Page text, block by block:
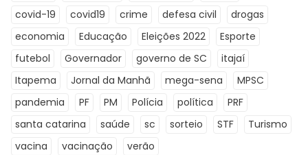
covid-19
covid19 crime defesa civil
drogas
economia
Educação Eleições 2022
Esporte
futebol
Governador governo de SC
itajaí
Itapema
Jornal da Manhã mega-sena
MPSC
pandemia
PF PM Polícia política
PRF
santa catarina
saúde sc sorteio STF
Turismo
vacina
vacinação verão